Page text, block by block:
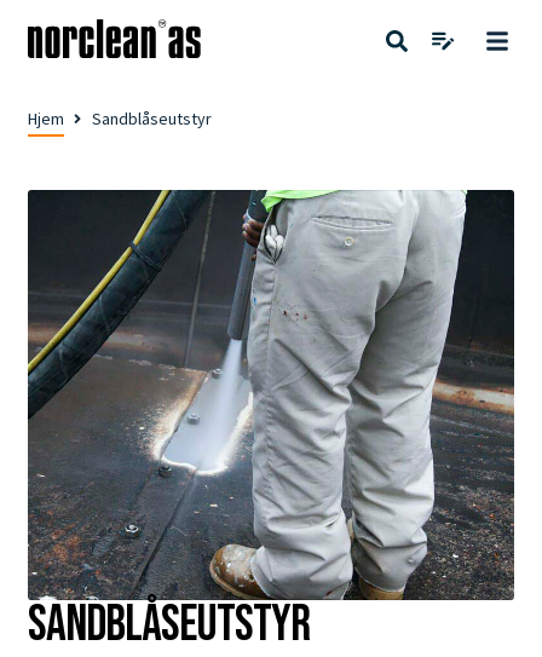
Hjem Sandblåseutstyr
Sandblåseutstyr